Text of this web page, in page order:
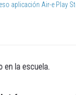
aplicación Air-e Play
en la escuela.